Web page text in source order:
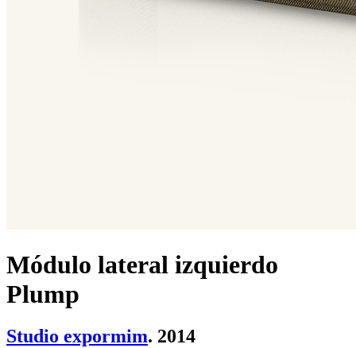
Módulo lateral izquierdo
Plump
Studio expormim. 2014